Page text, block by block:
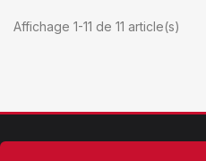
Affichage 1-11 de 11 article(s)